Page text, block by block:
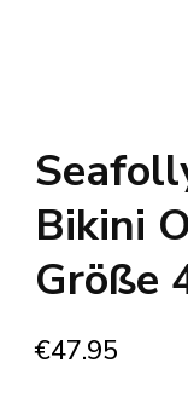
Bikini
Größe
€47.95